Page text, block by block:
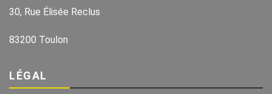
30, Rue Élisée Reclus
83200 Toulon
LÉGAL